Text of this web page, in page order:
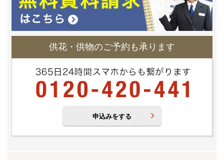
供花・供物のご予約も承ります
申込みをする